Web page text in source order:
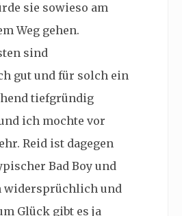
sie sowieso am
Weg gehen.
sind
gut und für solch ein
tiefgründig
ich mochte vor
Reid ist dagegen
Bad Boy und
widersprüchlich und
Glück gibt es ja